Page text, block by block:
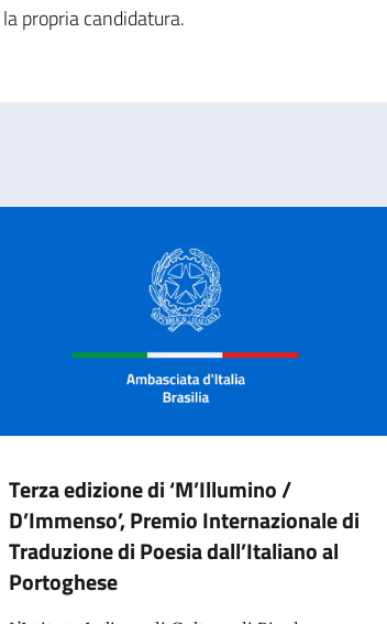
propria candidatura.
Terza edizione di ‘M’Illumino /
D’Immenso’, Premio Internazionale di
Traduzione di Poesia dall’Italiano al
Portoghese